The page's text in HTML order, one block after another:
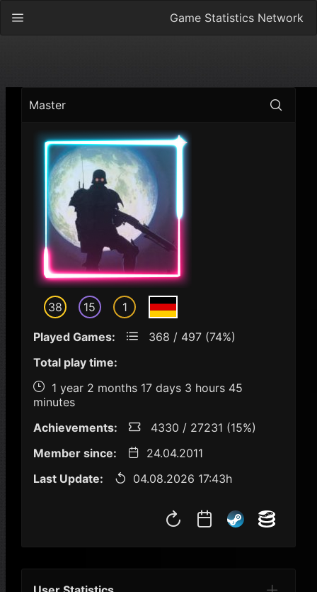
Game Statistics Network
Master
38 15 1
Played Games:
368 / 497 (74%)
Total play time:
1 year 2 months 17 days 3 hours 45
minutes
Achievements:
4330 / 27231 (15%)
Member since:
24.04.2011
Last Update:
04.08.2026 17:43h